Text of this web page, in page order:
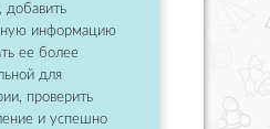
добавить
информацию
ее более
для
проверить
и успешно